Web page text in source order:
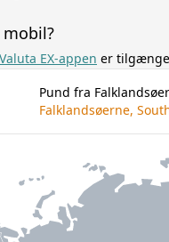
Valuta EX-appen er
Pund fra
Falklandsøerne,